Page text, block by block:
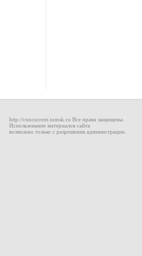
http://concurrent.tomsk.ru Все права защищены.
Использование материалов сайта
возможно только с разрешения администрации.